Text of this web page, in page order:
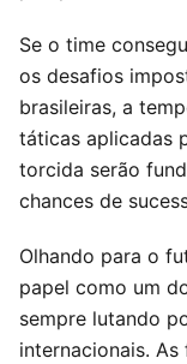
Se o time
os desafios
brasileiras, a
táticas aplicadas
torcida serão
chances de
Olhando para o
papel como um
sempre lutando
internacionais.